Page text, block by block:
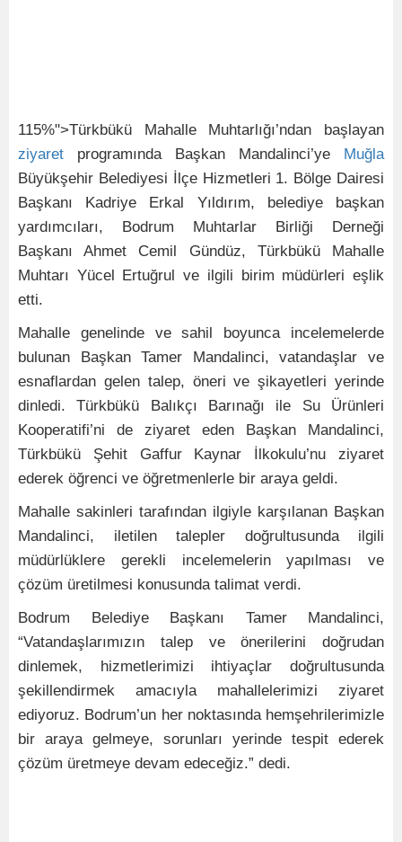
115%">Türkbükü Mahalle Muhtarlığı’ndan başlayan
ziyaret programında Başkan Mandalinci’ye Muğla
Büyükşehir Belediyesi İlçe Hizmetleri 1. Bölge Dairesi
Başkanı Kadriye Erkal Yıldırım, belediye başkan
yardımcıları, Bodrum Muhtarlar Birliği Derneği
Başkanı Ahmet Cemil Gündüz, Türkbükü Mahalle
Muhtarı Yücel Ertuğrul ve ilgili birim müdürleri eşlik
etti.
Mahalle genelinde ve sahil boyunca incelemelerde
bulunan Başkan Tamer Mandalinci, vatandaşlar ve
esnaflardan gelen talep, öneri ve şikayetleri yerinde
dinledi. Türkbükü Balıkçı Barınağı ile Su Ürünleri
Kooperatifi’ni de ziyaret eden Başkan Mandalinci,
Türkbükü Şehit Gaffur Kaynar İlkokulu’nu ziyaret
ederek öğrenci ve öğretmenlerle bir araya geldi.
Mahalle sakinleri tarafından ilgiyle karşılanan Başkan
Mandalinci, iletilen talepler doğrultusunda ilgili
müdürlüklere gerekli incelemelerin yapılması ve
çözüm üretilmesi konusunda talimat verdi.
Bodrum Belediye Başkanı Tamer Mandalinci,
“Vatandaşlarımızın talep ve önerilerini doğrudan
dinlemek, hizmetlerimizi ihtiyaçlar doğrultusunda
şekillendirmek amacıyla mahallelerimizi ziyaret
ediyoruz. Bodrum’un her noktasında hemşehrilerimizle
bir araya gelmeye, sorunları yerinde tespit ederek
çözüm üretmeye devam edeceğiz.” dedi.